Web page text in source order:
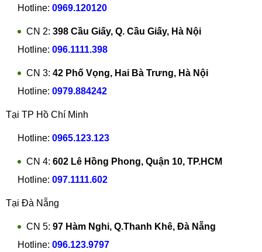
Hotline: 0969.120120
CN 2: 398 Cầu Giấy, Q. Cầu Giấy, Hà Nội
Hotline: 096.1111.398
CN 3: 42 Phố Vọng, Hai Bà Trưng, Hà Nội
Hotline: 0979.884242
Tại TP Hồ Chí Minh
Hotline: 0965.123.123
CN 4: 602 Lê Hồng Phong, Quận 10, TP.HCM
Hotline: 097.1111.602
Tại Đà Nẵng
CN 5: 97 Hàm Nghi, Q.Thanh Khê, Đà Nẵng
Hotline: 096.123.9797